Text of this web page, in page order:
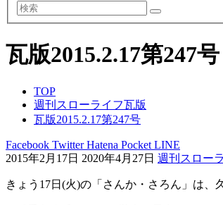
検
索
瓦版2015.2.17第247号
TOP
週刊スローライフ瓦版
瓦版2015.2.17第247号
Facebook TwitterHatena Pocket LINE
2015年2月17日 2020年4月27日 週刊スロー
きょう17日(火)の「さんか・さろん」は、